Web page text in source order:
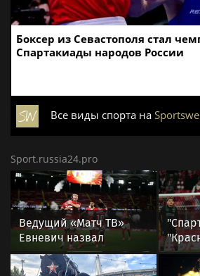
Боксер из Севастополя стал
Спартакиады народов России
Все виды спорта на
Sport.russia24.pro
Ведущий «Матч ТВ»
Евневич назвал
«Спартак» фаворитом
матча с «Краснодаром»
матч